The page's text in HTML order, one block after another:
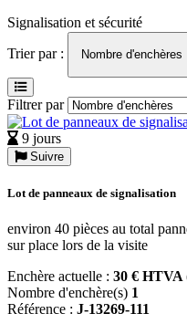
Signalisation et sécurité
Trier par :
Nombre d'enchères
Filtrer par
9 jours
Suivre
Lot de panneaux de signalisation
environ 40 pièces au total
sur place lors de la visite
Enchère actuelle : 30 € HTVA
Nombre d'enchère(s) 1
Référence : J-13269-111